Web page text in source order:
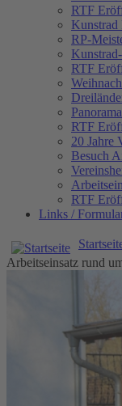
RTF
Kunstrad
RP-
RTF
RTF
20 Jahre
Besuch
RTF
Links /
Arbeitseinsatz rund